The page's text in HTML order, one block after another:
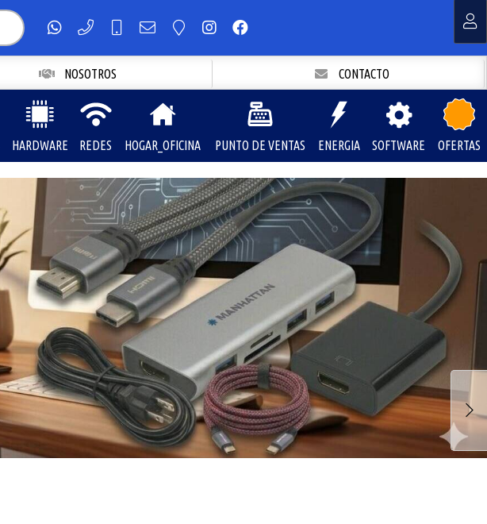
NOSOTROS CONTACTO
HARDWARE REDES HOGAR_OFICINA PUNTO DE VENTAS ENERGIA SOFTWARE OFERTAS